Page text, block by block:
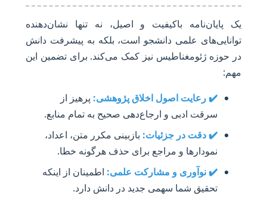
یک پایان‌نامه باکیفیت و اصیل، نه تنها نشان‌دهنده
توانایی‌های علمی دانشجو است، بلکه به پیشرفت دانش
در حوزه ژئومغناطیس نیز کمک می‌کند. برای تضمین این
مهم:
✔️ رعایت اصول اخلاق پژوهشی: پرهیز از
سرقت ادبی و ارجاع‌دهی صحیح به تمام منابع.
✔️ دقت در جزئیات: بازبینی مکرر متن، اعداد،
نمودارها و مراجع برای حذف هرگونه خطا.
✔️ نوآوری و مشارکت علمی: اطمینان از اینکه
تحقیق شما سهمی جدید در دانش دارد.